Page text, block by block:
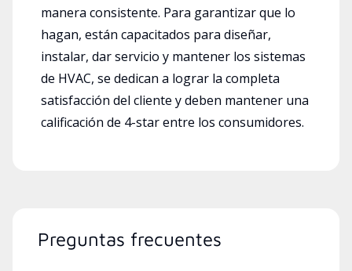
manera consistente. Para garantizar que lo
hagan, están capacitados para diseñar,
instalar, dar servicio y mantener los sistemas
de HVAC, se dedican a lograr la completa
satisfacción del cliente y deben mantener una
calificación de 4-star entre los consumidores.
Preguntas frecuentes